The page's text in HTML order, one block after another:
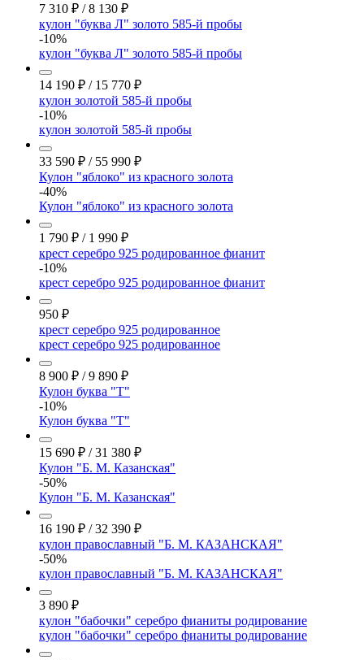
7 310 ₽ / 8 130 ₽
кулон "буква Л" золото 585-й пробы
-10%
кулон "буква Л" золото 585-й пробы
14 190 ₽ / 15 770 ₽
кулон золотой 585-й пробы
-10%
кулон золотой 585-й пробы
33 590 ₽ / 55 990 ₽
Кулон "яблоко" из красного золота
-40%
Кулон "яблоко" из красного золота
1 790 ₽ / 1 990 ₽
крест серебро 925 родированное фианит
-10%
крест серебро 925 родированное фианит
950 ₽
крест серебро 925 родированное
крест серебро 925 родированное
8 900 ₽ / 9 890 ₽
Кулон буква "Т"
-10%
Кулон буква "Т"
15 690 ₽ / 31 380 ₽
Кулон "Б. М. Казанская"
-50%
Кулон "Б. М. Казанская"
16 190 ₽ / 32 390 ₽
кулон православный "Б. М. КАЗАНСКАЯ"
-50%
кулон православный "Б. М. КАЗАНСКАЯ"
3 890 ₽
кулон "бабочки" серебро фианиты родирование
кулон "бабочки" серебро фианиты родирование